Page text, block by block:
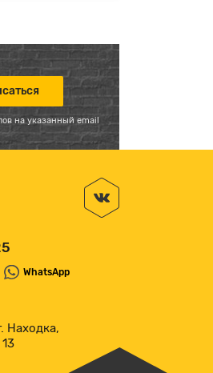
на указанный email
WhatsApp
Находка,